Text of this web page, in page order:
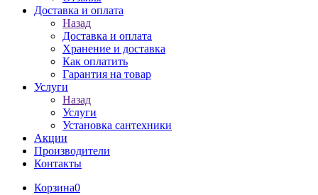
Доставка и оплата
Назад
Доставка и оплата
Хранение и доставка
Как оплатить
Гарантия на товар
Услуги
Назад
Услуги
Установка сантехники
Акции
Производители
Контакты
Корзина0